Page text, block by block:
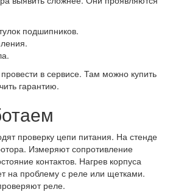
подшипников.
в сервисе. Там можно купить
гарантию.
проверку цепи питания. На стенде
Измеряют сопротивление
контактов. Нагрев корпуса
на проблему с реле или щетками.
реле.